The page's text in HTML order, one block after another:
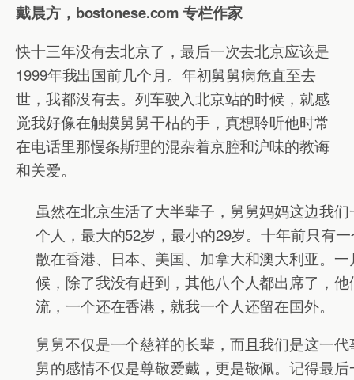
戴晨方，bostonese.com 专栏作家
快十三年没有去北京了，最后一次去北京应该是
1999年我出国前几个月。年初舅舅病危直至去
世，我都没有去。列车驶入北京站的时候，就感
觉我好像在触摸舅舅干枯的手，真想聆听他时常
在电话里那慢条斯理的混杂着京腔和沪味的教诲
和关爱。
虽然在北京生活了大半辈子，舅舅妈妈这边我
个人，最大的52岁，最小的29岁。十年前只有
散在香港、日本、美国、加拿大和澳大利亚。
候，除了我没有赶到，其他八个人都出席了，
流，一个还在香港，就我一个人还留在国外。
舅舅不仅是一个慈祥的长辈，而且我们是这一
舅的感情不仅是尊敬爱戴，更是敬佩。记得最